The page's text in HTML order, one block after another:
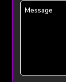
Message